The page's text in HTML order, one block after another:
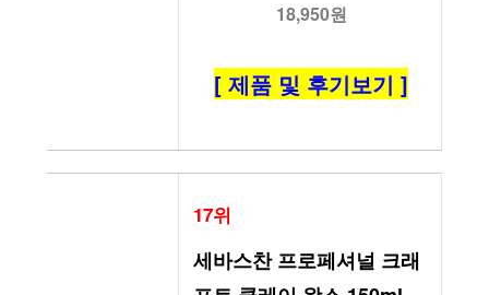
18,950원
[ 제품 및 후기보기 ]
17위
세바스찬 프로페셔널 크래